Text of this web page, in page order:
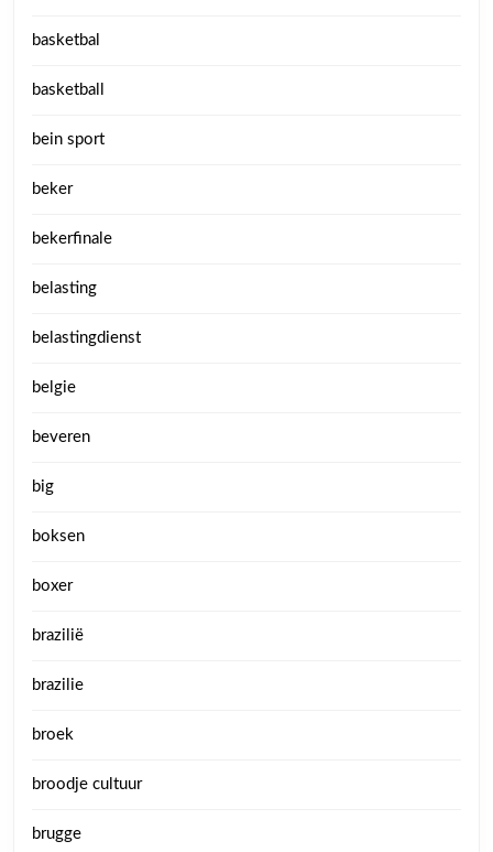
basketbal
basketball
bein sport
beker
bekerfinale
belasting
belastingdienst
belgie
beveren
big
boksen
boxer
brazilië
brazilie
broek
broodje cultuur
brugge